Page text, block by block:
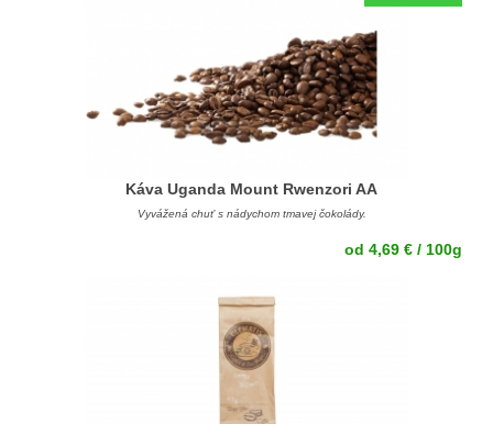
Káva Uganda Mount Rwenzori AA
Vyvážená chuť s nádychom tmavej čokolády.
od 4,69 € / 100g